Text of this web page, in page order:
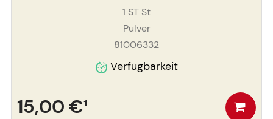
1 ST St
Pulver
81006332
Verfügbarkeit
15,00 €¹